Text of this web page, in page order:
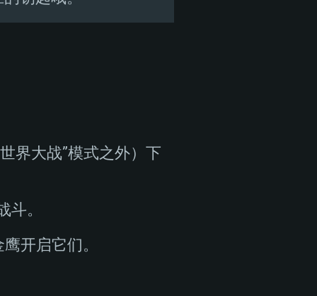
界大战”模式之外）下
。
开启它们。